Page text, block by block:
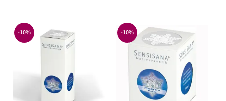
-10% -10%